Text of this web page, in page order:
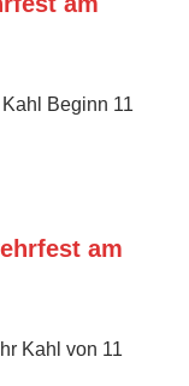
Beginn 11
am
Kahl von 11